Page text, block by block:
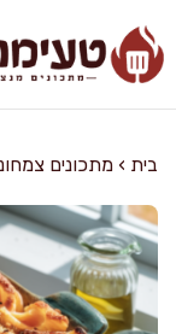
לתוכן
בית › מתכונים